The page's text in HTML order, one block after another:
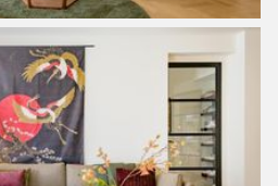
huidig tijdvak tot 15-01-
is notarieel vastgezet na het
VvE (Twinss VvE Beheer) met